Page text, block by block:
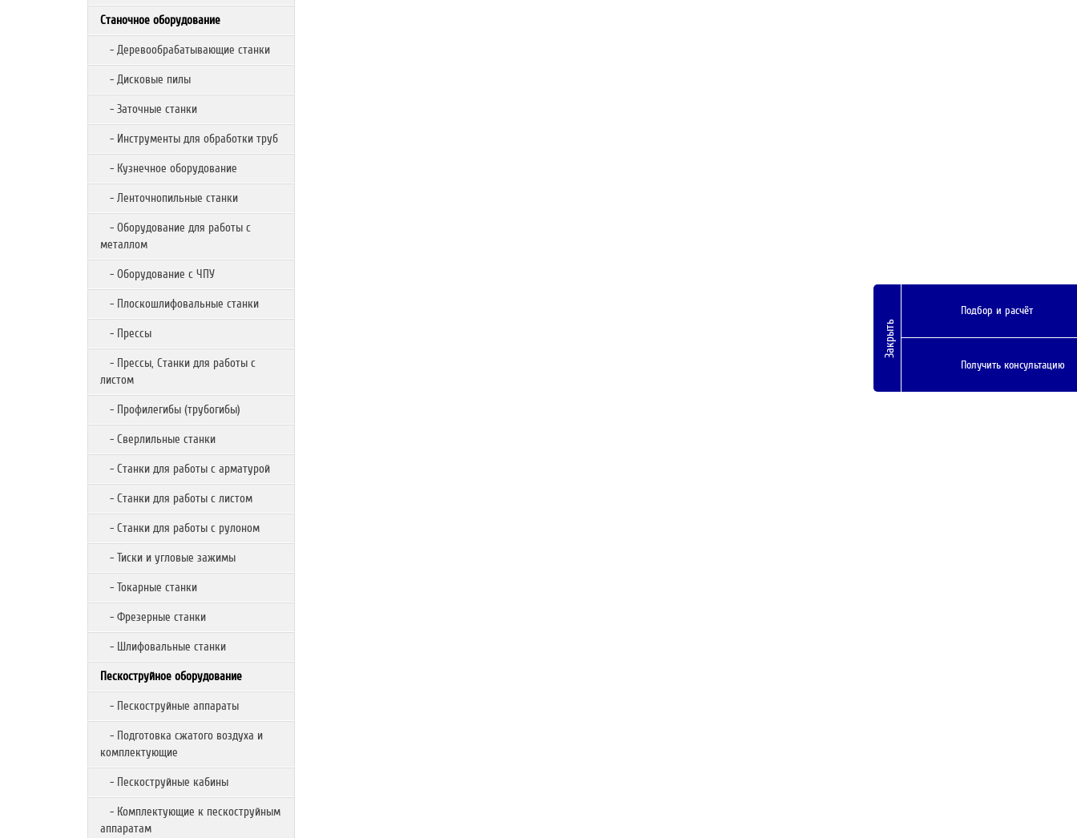
Станочное оборудование
- Деревообрабатывающие станки
- Дисковые пилы
- Заточные станки
- Инструменты для обработки труб
- Кузнечное оборудование
- Ленточнопильные станки
- Оборудование для работы с
металлом
- Оборудование с ЧПУ
- Плоскошлифовальные станки
- Прессы
- Прессы, Станки для работы с
листом
- Профилегибы (трубогибы)
- Сверлильные станки
- Станки для работы с арматурой
- Станки для работы с листом
- Станки для работы с рулоном
- Тиски и угловые зажимы
- Токарные станки
- Фрезерные станки
- Шлифовальные станки
Пескоструйное оборудование
- Пескоструйные аппараты
- Подготовка сжатого воздуха и
комплектующие
- Пескоструйные кабины
- Комплектующие к пескоструйным
аппаратам
Закрыть
Подбор и расчёт
Получить консультацию